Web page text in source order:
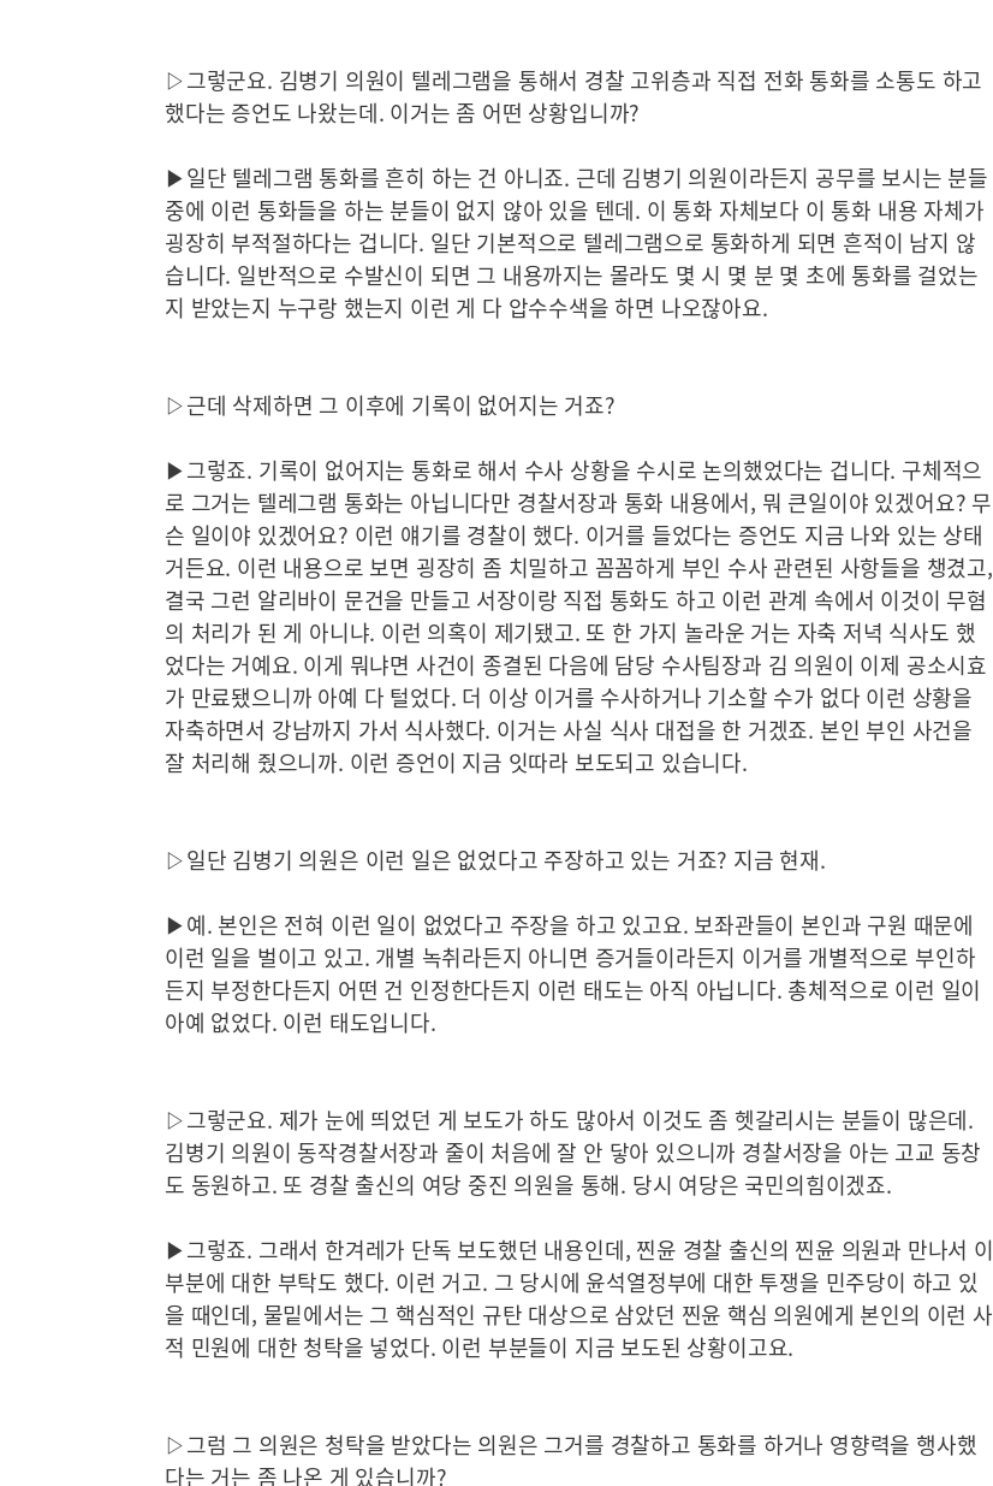
▷그렇군요. 김병기 의원이 텔레그램을 통해서 경찰 고위층과 직접 전화 통화를 소통도 하고
했다는 증언도 나왔는데. 이거는 좀 어떤 상황입니까?
▶일단 텔레그램 통화를 흔히 하는 건 아니죠. 근데 김병기 의원이라든지 공무를 보시는 분들
중에 이런 통화들을 하는 분들이 없지 않아 있을 텐데. 이 통화 자체보다 이 통화 내용 자체가
굉장히 부적절하다는 겁니다. 일단 기본적으로 텔레그램으로 통화하게 되면 흔적이 남지 않
습니다. 일반적으로 수발신이 되면 그 내용까지는 몰라도 몇 시 몇 분 몇 초에 통화를 걸었는
지 받았는지 누구랑 했는지 이런 게 다 압수수색을 하면 나오잖아요.
▷근데 삭제하면 그 이후에 기록이 없어지는 거죠?
▶그렇죠. 기록이 없어지는 통화로 해서 수사 상황을 수시로 논의했었다는 겁니다. 구체적으
로 그거는 텔레그램 통화는 아닙니다만 경찰서장과 통화 내용에서, 뭐 큰일이야 있겠어요? 무
슨 일이야 있겠어요? 이런 얘기를 경찰이 했다. 이거를 들었다는 증언도 지금 나와 있는 상태
거든요. 이런 내용으로 보면 굉장히 좀 치밀하고 꼼꼼하게 부인 수사 관련된 사항들을 챙겼고,
결국 그런 알리바이 문건을 만들고 서장이랑 직접 통화도 하고 이런 관계 속에서 이것이 무혐
의 처리가 된 게 아니냐. 이런 의혹이 제기됐고. 또 한 가지 놀라운 거는 자축 저녁 식사도 했
었다는 거예요. 이게 뭐냐면 사건이 종결된 다음에 담당 수사팀장과 김 의원이 이제 공소시효
가 만료됐으니까 아예 다 털었다. 더 이상 이거를 수사하거나 기소할 수가 없다 이런 상황을
자축하면서 강남까지 가서 식사했다. 이거는 사실 식사 대접을 한 거겠죠. 본인 부인 사건을
잘 처리해 줬으니까. 이런 증언이 지금 잇따라 보도되고 있습니다.
▷일단 김병기 의원은 이런 일은 없었다고 주장하고 있는 거죠? 지금 현재.
▶예. 본인은 전혀 이런 일이 없었다고 주장을 하고 있고요. 보좌관들이 본인과 구원 때문에
이런 일을 벌이고 있고. 개별 녹취라든지 아니면 증거들이라든지 이거를 개별적으로 부인하
든지 부정한다든지 어떤 건 인정한다든지 이런 태도는 아직 아닙니다. 총체적으로 이런 일이
아예 없었다. 이런 태도입니다.
▷그렇군요. 제가 눈에 띄었던 게 보도가 하도 많아서 이것도 좀 헷갈리시는 분들이 많은데.
김병기 의원이 동작경찰서장과 줄이 처음에 잘 안 닿아 있으니까 경찰서장을 아는 고교 동창
도 동원하고. 또 경찰 출신의 여당 중진 의원을 통해. 당시 여당은 국민의힘이겠죠.
▶그렇죠. 그래서 한겨레가 단독 보도했던 내용인데, 찐윤 경찰 출신의 찐윤 의원과 만나서 이
부분에 대한 부탁도 했다. 이런 거고. 그 당시에 윤석열정부에 대한 투쟁을 민주당이 하고 있
을 때인데, 물밑에서는 그 핵심적인 규탄 대상으로 삼았던 찐윤 핵심 의원에게 본인의 이런 사
적 민원에 대한 청탁을 넣었다. 이런 부분들이 지금 보도된 상황이고요.
▷그럼 그 의원은 청탁을 받았다는 의원은 그거를 경찰하고 통화를 하거나 영향력을 행사했
다는 거는 좀 나온 게 있습니까?